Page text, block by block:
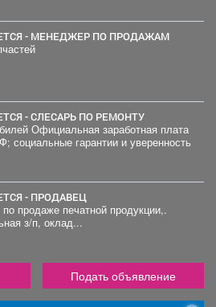
- МЕНЕДЖЕР ПО ПРОДАЖАМ
- СЛЕСАРЬ ПО РЕМОНТУ
Официальная заработная плата
социальные гарантии и уверенность
- ПРОДАВЕЦ
по продаже печатной продукции,.
з/п, оклад...
Подать объявление